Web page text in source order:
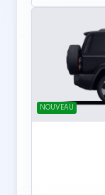
NOUVEAU